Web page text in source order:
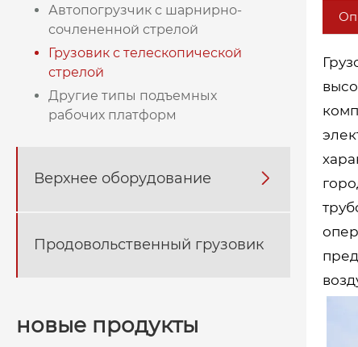
Автопогрузчик с шарнирно-
сочлененной стрелой
Грузовик с телескопической
стрелой
Другие типы подъемных
рабочих платформ
Верхнее оборудование 
Продовольственный грузовик
новые продукты